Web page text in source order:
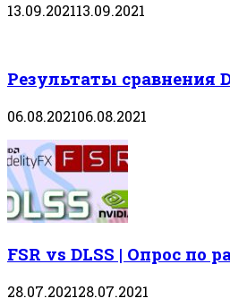
13.09.202113.09.2021
Результаты сравнения
06.08.202106.08.2021
FSR vs DLSS | Опрос по
28.07.202128.07.2021